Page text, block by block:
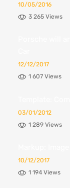
10/05/2016
3 265 Views
12/12/2017
1 607 Views
03/01/2012
1 289 Views
10/12/2017
1 194 Views